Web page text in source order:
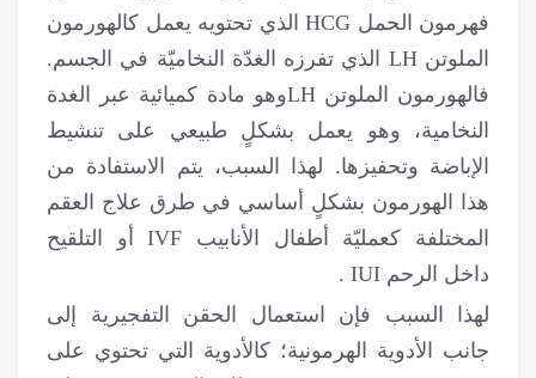
فهرمون الحمل HCG الذي تحتويه يعمل كالهورمون
الملوتن LH الذي تفرزه الغدّة النخاميّة في الجسم.
فالهورمون الملوتن LHوهو مادة كميائية عبر الغدة
النخامية، وهو يعمل بشكلٍ طبيعي على تنشيط
الإباضة وتحفيزها. لهذا السبب، يتم الاستفادة من
هذا الهورمون بشكلٍ أساسي في طرق علاج العقم
المختلفة كعمليّة أطفال الأنابيب IVF أو التلقيح
داخل الرحم IUI .
لهذا السبب فإن استعمال الحقن التفجيرية إلى
جانب الأدوية الهرمونية؛ كالأدویة التي تحتوي على